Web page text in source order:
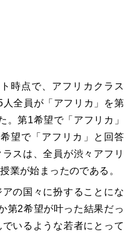
時点で、アフリカクラス
人全員が「アフリカ」を第
。第1希望で「アフリカ」
希望で「アフリカ」と回答
スは、全員が渋々アフリ
業が始まったのである。
の国々に扮することにな
第2希望が叶った結果だっ
いるような若者にとって